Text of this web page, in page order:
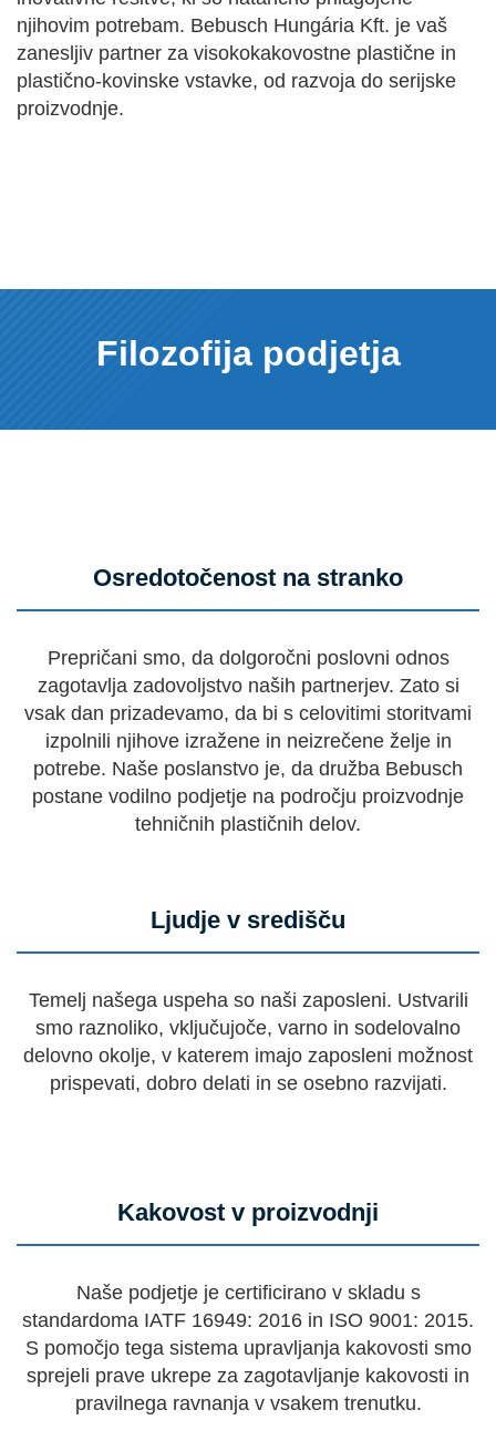
njihovim potrebam. Bebusch Hungária Kft. je vaš
zanesljiv partner za visokokakovostne plastične in
plastično-kovinske vstavke, od razvoja do serijske
proizvodnje.
Filozofija podjetja
Osredotočenost na stranko
Prepričani smo, da dolgoročni poslovni odnos
zagotavlja zadovoljstvo naših partnerjev. Zato si
vsak dan prizadevamo, da bi s celovitimi storitvami
izpolnili njihove izražene in neizrečene želje in
potrebe. Naše poslanstvo je, da družba Bebusch
postane vodilno podjetje na področju proizvodnje
tehničnih plastičnih delov.
Ljudje v središču
Temelj našega uspeha so naši zaposleni. Ustvarili
smo raznoliko, vključujoče, varno in sodelovalno
delovno okolje, v katerem imajo zaposleni možnost
prispevati, dobro delati in se osebno razvijati.
Kakovost v proizvodnji
Naše podjetje je certificirano v skladu s
standardoma IATF 16949: 2016 in ISO 9001: 2015.
S pomočjo tega sistema upravljanja kakovosti smo
sprejeli prave ukrepe za zagotavljanje kakovosti in
pravilnega ravnanja v vsakem trenutku.